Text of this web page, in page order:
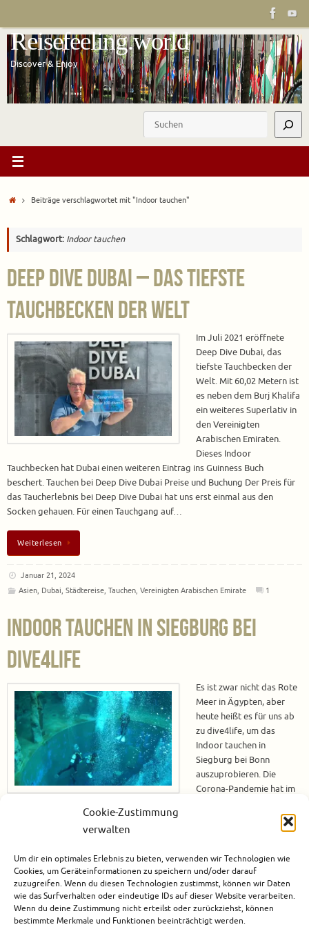
Cookie-Zustimmung
verwalten
Um dir ein optimales Erlebnis zu bieten, verwenden wir Technologien wie
Cookies, um Geräteinformationen zu speichern und/oder darauf
zuzugreifen. Wenn du diesen Technologien zustimmst, können wir Daten
wie das Surfverhalten oder eindeutige IDs auf dieser Website verarbeiten.
Wenn du deine Zustimmung nicht erteilst oder zurückziehst, können
bestimmte Merkmale und Funktionen beeinträchtigt werden.
springen
Reisefeeling.world
Discover & Enjoy
StartBeiträge verschlagwortet mit "Indoor tauchen"
Schlagwort: Indoor tauchen
Deep Dive Dubai – Das tiefste
Tauchbecken der Welt
Im Juli 2021 eröffnete
Deep Dive Dubai, das
tiefste Tauchbecken der
Welt. Mit 60,02 Metern ist
es neben dem Burj Khalifa
ein weiteres Superlativ in
den Vereinigten
Arabischen Emiraten.
Dieses Indoor
Tauchbecken hat Dubai einen weiteren Eintrag ins Guinness Buch
beschert. Tauchen bei Deep Dive Dubai Preise und Buchung Der Preis für
das Taucherlebnis bei Deep Dive Dubai hat uns erst einmal aus den
Socken gehauen. Für einen Tauchgang auf…
Weiterlesen
Januar 21, 2024
Asien, Dubai, Städtereise, Tauchen, Vereinigten Arabischen Emirate 1
Indoor tauchen in Siegburg bei
dive4life
Es ist zwar nicht das Rote
Meer in Ägypten, aber
heute heißt es für uns ab
zu dive4life, um das
Indoor tauchen in
Siegburg bei Bonn
auszuprobieren. Die
Corona-Pandemie hat im
durchkreuzt. Die geplanten Reisen nach Ägypten zur Familie und zum
Tauchen waren nicht möglich. Aber die neu erworbene Kamera und die
naheliegendste Möglichkeit…
Weiterlesen